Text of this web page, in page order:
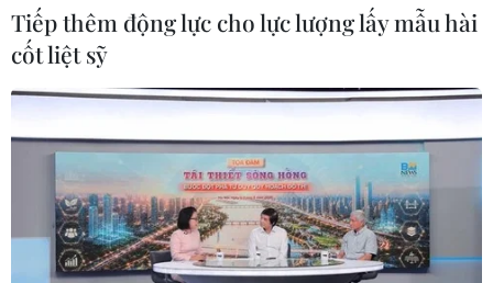
Tiếp thêm động lực cho lực lượng lấy mẫu hài
cốt liệt sỹ